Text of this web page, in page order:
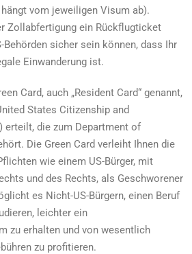
vom jeweiligen Visum ab).
Zollabfertigung ein Rückflugticket
Behörden sicher sein können, dass Ihr
Einwanderung ist.
Card, auch „Resident Card“ genannt,
States Citizenship and
erteilt, die zum Department of
Die Green Card verleiht Ihnen die
wie einem US-Bürger, mit
und des Rechts, als Geschworener
es Nicht-US-Bürgern, einen Beruf
leichter ein
zu erhalten und von wesentlich
zu profitieren.